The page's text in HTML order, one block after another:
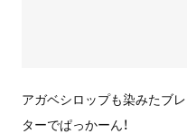
アガベシロップも染みたブ
ターでぱっかーん！